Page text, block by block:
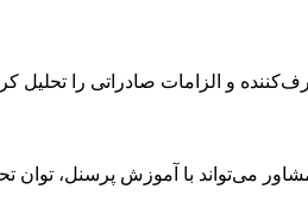
و الزامات صادراتی را
می‌تواند با آموزش پرسنل، توان